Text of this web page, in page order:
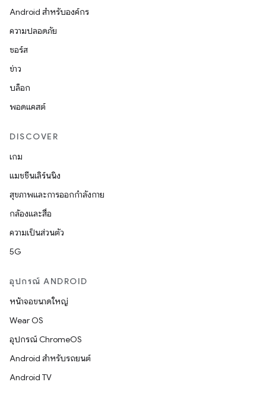
Android สำหรับองค์กร
ความปลอดภัย
ซอร์ส
ข่าว
บล็อก
พอดแคสต์
DISCOVER
เกม
แมชชีนเลิร์นนิง
สุขภาพและการออกกำลังกาย
กล้องและสื่อ
ความเป็นส่วนตัว
5G
อุปกรณ์ ANDROID
หน้าจอขนาดใหญ่
Wear OS
อุปกรณ์ ChromeOS
Android สำหรับรถยนต์
Android TV